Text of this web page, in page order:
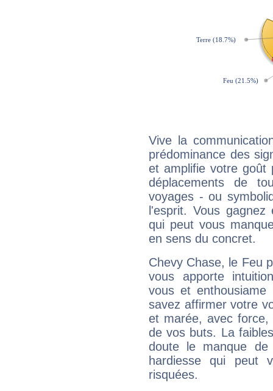
Vive la
prédominance des
et amplifie votre goût
déplacements de
voyages - ou
l'esprit. Vous
qui peut vous
en sens du concret.
Chevy Chase, le Feu
vous apporte
vous et
savez affirmer votre
et marée, avec
de vos buts. La
doute le manque
hardiesse qui peut
risquées.